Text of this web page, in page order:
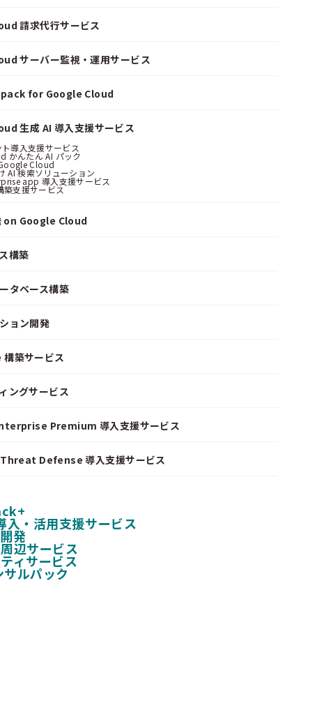
請求代行サービス
サーバー監視・運用サービス
for Google Cloud
生成 AI 導入支援サービス
導入支援サービス
かんたん AI パック
Cloud
AI 検索ソリューション
app 導入支援サービス
築支援サービス
on Google Cloud
構築
タベース構築
ョン開発
築サービス
ングサービス
Premium 導入支援サービス
Defense 導入支援サービス
入・活用支援サービス
発
辺サービス
ィサービス
サルパック